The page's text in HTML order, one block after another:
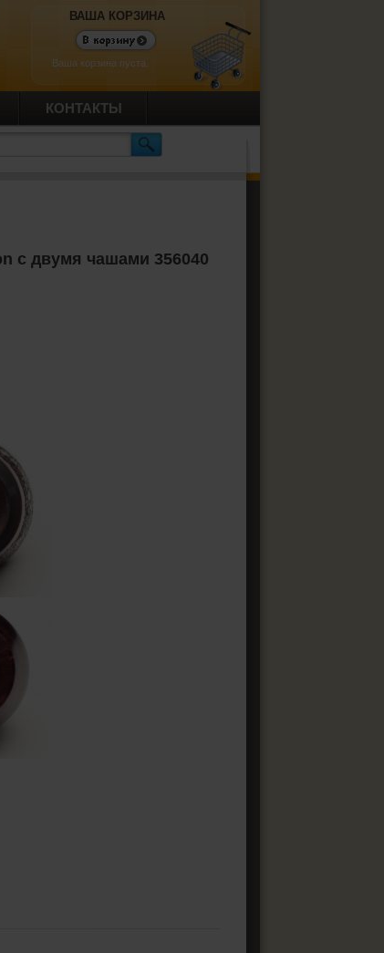
ВАША КОРЗИНА
Ваша корзина пуста.
КОНТАКТЫ
с двумя чашами 356040